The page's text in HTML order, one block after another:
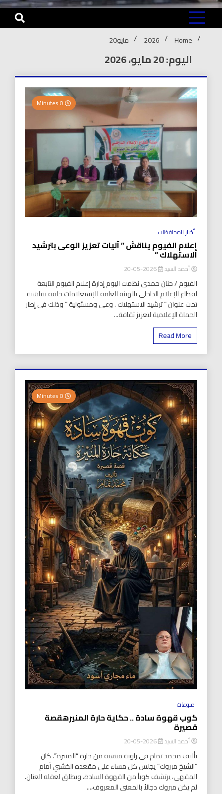
Home
2026 مايو20
اليوم: 20 مايو، 2026
أخبار المحافظات
إعلام الفيوم يناقش ” آليات تعزيز الوعى بترشيد
الاستهلاك “
أحمد السيد 2026-05-20
الفيوم / حنان حمدى نظمت اليوم إدارة إعلام الفيوم التابعة
لقطاع الإعلام الداخلى بالهيئة العامة للإستعلامات حلقة نقاشية
تحت عنوان ” ترشيد الاستهلاك . وعى ومسئولية ” وذلك فى إطار
الحملة الإعلامية لتعزيز ثقافة...
Read More
منوعات
كوب قهوة سادة .. حكاية حارة المنيرهقصة
قصيرة
أحمد السيد 2026-05-20
تأليف محمد تمام في زاوية منسية من حارة “المنيرة”، كان
“الشيخ مبروك” يجلس كل مساء على مقعده الخشبي أمام
المقهى، يرتشف كوباً من القهوة السادة، ويطلق لعقله العنان.
لم يكن مبروك دجالاً بالمعنى المعروف،...